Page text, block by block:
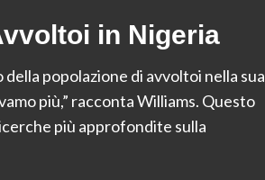
in Nigeria
popolazione di avvoltoi nella sua
più,” racconta Williams. Questo
più approfondite sulla